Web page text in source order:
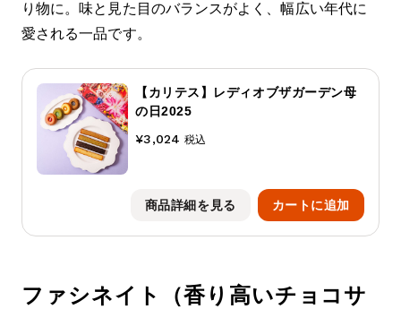
り物に。味と見た目のバランスがよく、幅広い年代に
愛される一品です。
【カリテス】レディオブザガーデン母
の日2025
¥3,024 税込
商品詳細を見る カートに追加
ファシネイト（香り高いチョコサ